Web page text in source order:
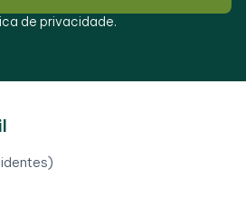
de privacidade.